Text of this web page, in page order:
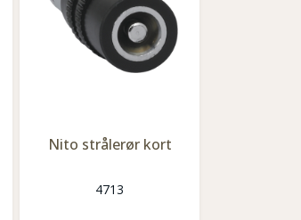
Nito strålerør kort
4713